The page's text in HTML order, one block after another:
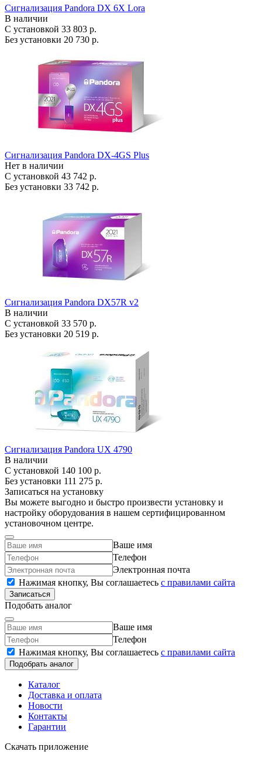
Сигнализация Pandora DX 6X Lora
В наличии
С установкой 33 803 р.
Без установки 20 730 р.
Сигнализация Pandora DX-4GS Plus
Нет в наличии
С установкой 43 742 р.
Без установки 33 742 р.
Сигнализация Pandora DX57R v2
В наличии
С установкой 33 570 р.
Без установки 20 519 р.
Сигнализация Pandora UX 4790
В наличии
С установкой 140 100 р.
Без установки 111 275 р.
Записаться на установку
Вы можете выгодно и быстро произвести установку и
настройку оборудования в нашем сертифицированном
установочном центре.
Ваше имя
Телефон
Электронная почта
Нажимая кнопку, Вы соглашаетесь c правилами сайта
Записаться
Подобать аналог
Ваше имя
Телефон
Нажимая кнопку, Вы соглашаетесь c правилами сайта
Подобрать аналог
Каталог
Доставка и оплата
Новости
Контакты
Гарантии
Скачать приложение